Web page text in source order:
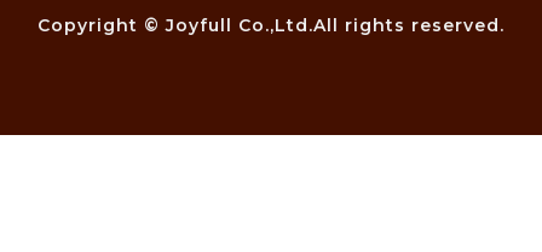
Copyright © Joyfull Co.,Ltd.All rights reserved.